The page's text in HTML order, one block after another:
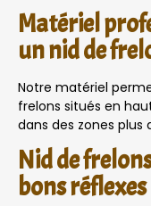
Matériel
un nid de
Notre matériel
frelons situés en
dans des zones plus
Nid de
bons réflexes